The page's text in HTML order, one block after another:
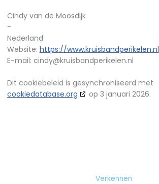
Cindy van de Moosdijk
-
Nederland
Website: https://www.kruisbandperikelen.nl
E-mail: cindy@kruisbandperikelen.nl
Dit cookiebeleid is gesynchroniseerd met
cookiedatabase.org
op 3 januari 2026.
Verkennen